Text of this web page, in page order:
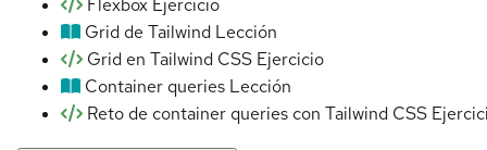
Flexbox Ejercicio
Grid de Tailwind Lección
Grid en Tailwind CSS Ejercicio
Container queries Lección
Reto de container queries con Tailwind CSS